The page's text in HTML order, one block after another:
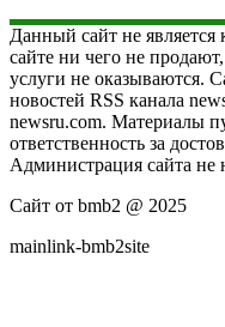
Данный сайт не
сайте ни чего не
услуги не оказываются.
новостей RSS канала
newsru.com. Материалы
ответственность за
Администрация сайта не
Сайт от bmb2 @ 2025
mainlink-bmb2site